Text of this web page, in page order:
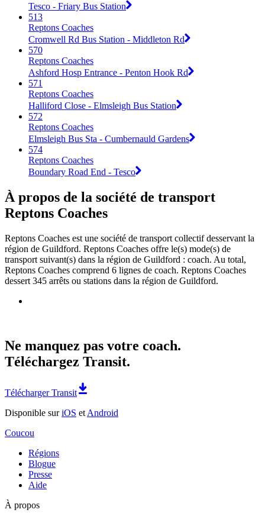
Tesco - Friary Bus Station
513
Reptons Coaches
Cromwell Rd Bus Station - Middleton Rd
570
Reptons Coaches
Ashford Hosp Entrance - Penton Hook Rd
571
Reptons Coaches
Halliford Close - Elmsleigh Bus Station
572
Reptons Coaches
Elmsleigh Bus Sta - Cumbernauld Gardens
574
Reptons Coaches
Boundary Road End - Tesco
À propos de la société de transport
Reptons Coaches
Reptons Coaches est une société de transport collectif desservant la
région de Guildford. Reptons Coaches offre le(s) mode(s) de
transport suivant(s) dans la région de Guildford : coach. Au total,
Reptons Coaches comprend 6 lignes de coach. Reptons Coaches
dessert 345 arrêts ou stations dans la région de Guildford.
Ne manquez pas votre coach.
Téléchargez Transit.
Télécharger Transit
Disponible suriOS et Android
Coucou
Régions
Blogue
Presse
Aide
À propos